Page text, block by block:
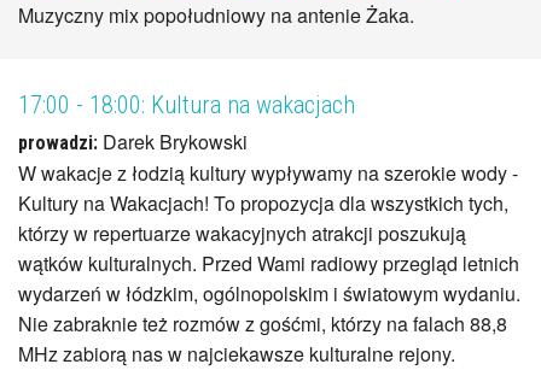
Muzyczny mix popołudniowy na antenie Żaka.
17:00 - 18:00: Kultura na wakacjach
prowadzi: Darek Brykowski
W wakacje z łodzią kultury wypływamy na szerokie wody -
Kultury na Wakacjach! To propozycja dla wszystkich tych,
którzy w repertuarze wakacyjnych atrakcji poszukują
wątków kulturalnych. Przed Wami radiowy przegląd letnich
wydarzeń w łódzkim, ogólnopolskim i światowym wydaniu.
Nie zabraknie też rozmów z gośćmi, którzy na falach 88,8
MHz zabiorą nas w najciekawsze kulturalne rejony.